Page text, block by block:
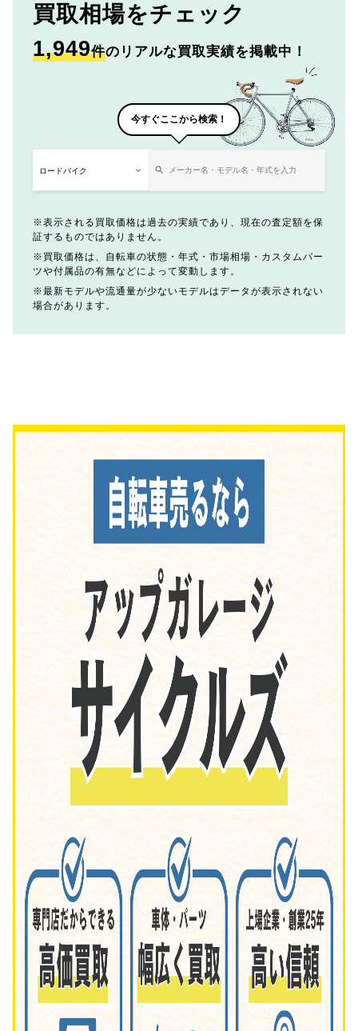
買取相場をチェック
1,949件のリアルな買取実績を掲載中！
今すぐここから検索！
表示される買取価格は過去の実績であり、現在の査定額を保
証するものではありません。
買取価格は、自転車の状態・年式・市場相場・カスタムパー
ツや付属品の有無などによって変動します。
最新モデルや流通量が少ないモデルはデータが表示されない
場合があります。